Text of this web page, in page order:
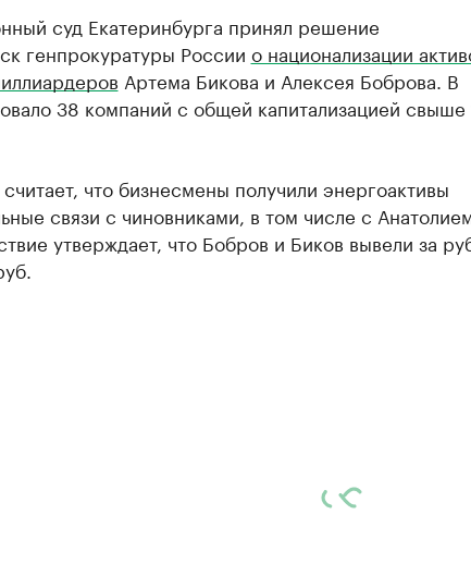
суд Екатеринбурга принял решение
генпрокуратуры России о национализации
Артема Бикова и Алексея Боброва. В
38 компаний с общей капитализацией свыше
что бизнесмены получили энергоактивы
связи с чиновниками, в том числе с
утверждает, что Бобров и Биков вывели за